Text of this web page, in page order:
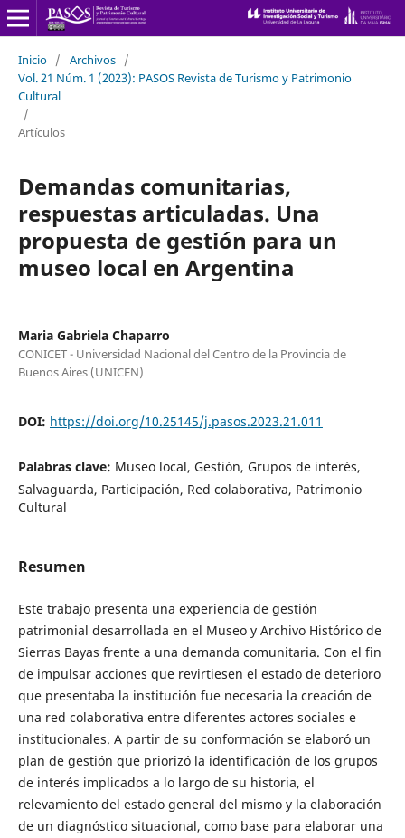
Inicio / Archivos /
Vol. 21 Núm. 1 (2023): PASOS Revista de Turismo y Patrimonio
Cultural
/
Artículos
Demandas comunitarias,
respuestas articuladas. Una
propuesta de gestión para un
museo local en Argentina
Maria Gabriela Chaparro
CONICET - Universidad Nacional del Centro de la Provincia de
Buenos Aires (UNICEN)
DOI: https://doi.org/10.25145/j.pasos.2023.21.011
Palabras clave: Museo local, Gestión, Grupos de interés,
Salvaguarda, Participación, Red colaborativa, Patrimonio
Cultural
Resumen
Este trabajo presenta una experiencia de gestión
patrimonial desarrollada en el Museo y Archivo Histórico de
Sierras Bayas frente a una demanda comunitaria. Con el fin
de impulsar acciones que revirtiesen el estado de deterioro
que presentaba la institución fue necesaria la creación de
una red colaborativa entre diferentes actores sociales e
institucionales. A partir de su conformación se elaboró un
plan de gestión que priorizó la identificación de los grupos
de interés implicados a lo largo de su historia, el
relevamiento del estado general del mismo y la elaboración
de un diagnóstico situacional, como base para elaborar una